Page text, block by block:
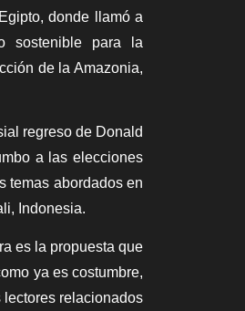
donde llamó a
sostenible para la
de la Amazonia,
regreso de Donald
a las elecciones
temas abordados en
Indonesia.
es la propuesta que
ya es costumbre,
lectores relacionados